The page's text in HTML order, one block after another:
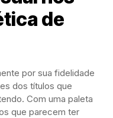
de
por sua fidelidade
dos títulos que
Com uma paleta
que parecem ter